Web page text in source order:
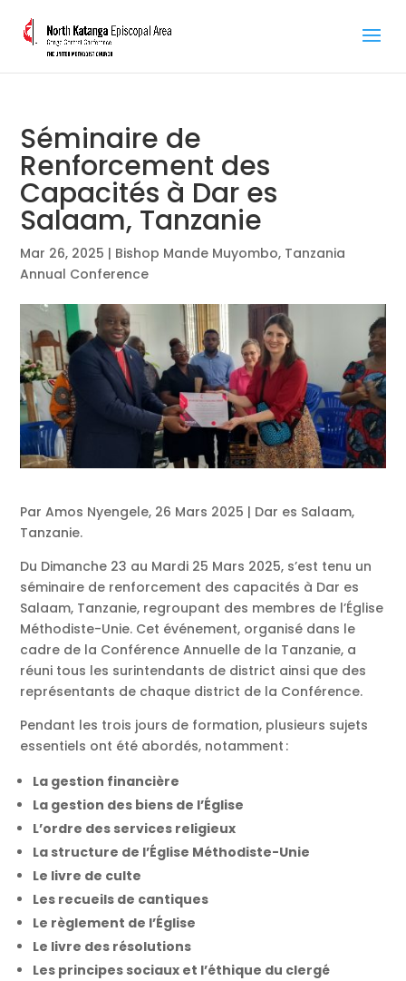
Séminaire de
Renforcement des
Capacités à Dar es
Salaam, Tanzanie
Mar 26, 2025 | Bishop Mande Muyombo, Tanzania
Annual Conference
Par Amos Nyengele, 26 Mars 2025 | Dar es Salaam,
Tanzanie.
Du Dimanche 23 au Mardi 25 Mars 2025, s’est tenu un
séminaire de renforcement des capacités à Dar es
Salaam, Tanzanie, regroupant des membres de l’Église
Méthodiste-Unie. Cet événement, organisé dans le
cadre de la Conférence Annuelle de la Tanzanie, a
réuni tous les surintendants de district ainsi que des
représentants de chaque district de la Conférence.
Pendant les trois jours de formation, plusieurs sujets
essentiels ont été abordés, notamment :
La gestion financière
La gestion des biens de l’Église
L’ordre des services religieux
La structure de l’Église Méthodiste-Unie
Le livre de culte
Les recueils de cantiques
Le règlement de l’Église
Le livre des résolutions
Les principes sociaux et l’éthique du clergé